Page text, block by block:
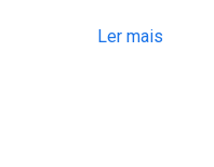
Ler mais